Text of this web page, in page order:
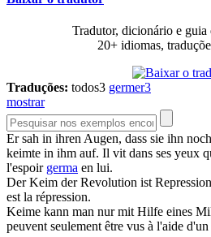
Tradutor, dicionário e guia
20+ idiomas,
Traduções: todos3 germer3
mostrar
Er sah in ihren Augen, dass sie ihn
keimte in ihm auf. Il vit dans ses yeux
l'espoir germa en lui.
DerKeim der Revolution ist
est la répression.
Keime kann man nur mit Hilfe eines
peuvent seulement être vus à l'aide